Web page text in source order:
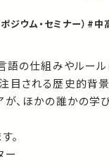
ジウム・セミナー） #中
語の仕組みやルー
目される歴史的背
、ほかの誰かの学
。
ー